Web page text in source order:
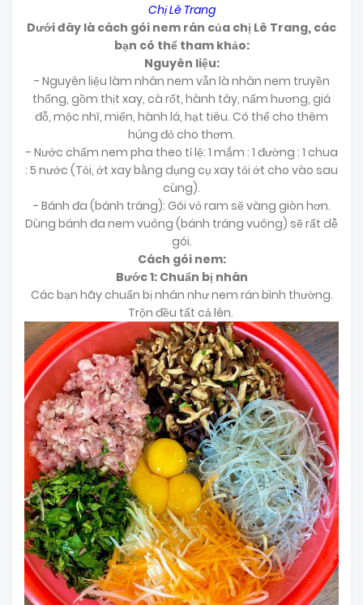
Chị Lê Trang
Dưới đây là cách gói nem rán của chị Lê Trang, các
bạn có thể tham khảo:
Nguyên liệu:
- Nguyên liệu làm nhân nem vẫn là nhân nem truyền
thống, gồm thịt xay, cà rốt, hành tây, nấm hương, giá
đỗ, mộc nhĩ, miến, hành lá, hạt tiêu. Có thể cho thêm
húng đỏ cho thơm.
- Nước chấm nem pha theo tỉ lệ: 1 mắm : 1 đường : 1 chua
: 5 nước (Tỏi, ớt xay bằng dụng cụ xay tỏi ớt cho vào sau
cùng).
- Bánh đa (bánh tráng): Gói vỏ ram sẽ vàng giòn hơn.
Dùng bánh đa nem vuông (bánh tráng vuông) sẽ rất dễ
gói.
Cách gói nem:
Bước 1: Chuẩn bị nhân
Các bạn hãy chuẩn bị nhân như nem rán bình thường.
Trộn đều tất cả lên.